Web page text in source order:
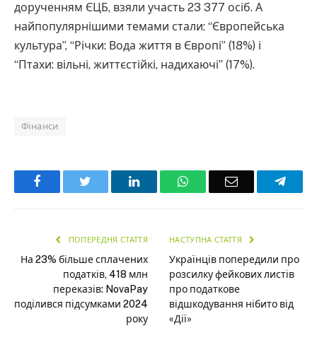
дорученням ЄЦБ, взяли участь 23 377 осіб. А
найпопулярнішими темами стали: “Європейська
культура”, “Річки: Вода життя в Європі” (18%) і
“Птахи: вільні, життєстійкі, надихаючі” (17%).
Фінанси
Facebook LinkedInWhatsAppEmail
ПОПЕРЕДНЯ СТАТТЯ
На 23% більше сплачених
податків, 418 млн
переказів: NovaPay
поділився підсумками 2024
року
НАСТУПНА СТАТТЯ
Українців попередили про
розсилку фейкових листів
про податкове
відшкодування нібито від
«Дії»